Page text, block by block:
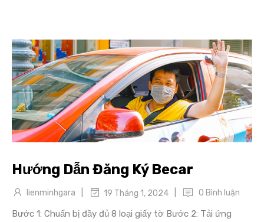
Hướng Dẫn Đăng Ký Becar
lienminhgara 19 Tháng 1, 2024 0 Bình luận
Bước 1: Chuẩn bị đầy đủ 8 loại giấy tờ Bước 2: Tải ứng